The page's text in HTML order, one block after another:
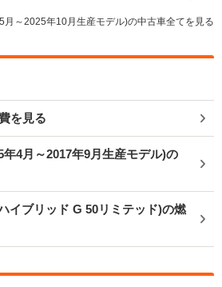
月～2025年10月生産モデル)の中古車全てを見る
を見る
4月～2017年9月生産モデル)の
イブリッド G 50リミテッド)の燃